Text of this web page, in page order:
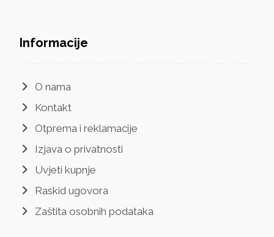
Informacije
O nama
Kontakt
Otprema i reklamacije
Izjava o privatnosti
Uvjeti kupnje
Raskid ugovora
Zaštita osobnih podataka